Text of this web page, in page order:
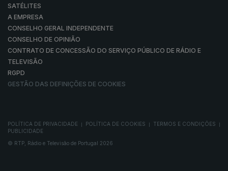
SATÉLITES
A EMPRESA
CONSELHO GERAL INDEPENDENTE
CONSELHO DE OPINIÃO
CONTRATO DE CONCESSÃO DO SERVIÇO PÚBLICO DE RÁDIO E
TELEVISÃO
RGPD
GESTÃO DAS DEFINIÇÕES DE COOKIES
POLÍTICA DE PRIVACIDADE POLÍTICA DE COOKIES TERMOS E CONDIÇÕES
PUBLICIDADE
© RTP, Rádio e Televisão de Portugal 2026